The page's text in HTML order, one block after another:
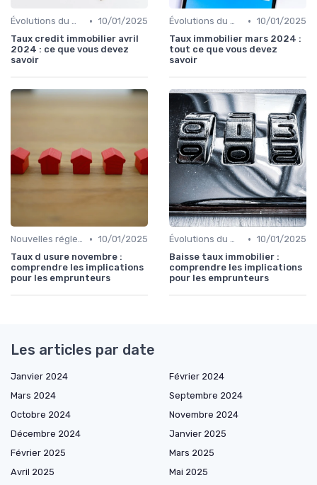
Évolutions du marché du crédit • 10/01/2025
Taux credit immobilier avril
2024 : ce que vous devez
savoir
Évolutions du marché du crédit • 10/01/2025
Taux immobilier mars 2024 :
tout ce que vous devez
savoir
Nouvelles réglementations • 10/01/2025
Taux d usure novembre :
comprendre les implications
pour les emprunteurs
Évolutions du marché du crédit • 10/01/2025
Baisse taux immobilier :
comprendre les implications
pour les emprunteurs
Les articles par date
Janvier 2024
Février 2024
Mars 2024
Septembre 2024
Octobre 2024
Novembre 2024
Décembre 2024
Janvier 2025
Février 2025
Mars 2025
Avril 2025
Mai 2025